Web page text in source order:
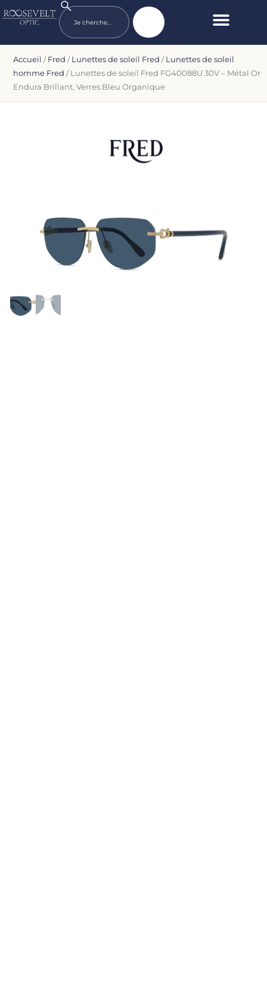
Accueil /Fred /Lunettes de soleil Fred /Lunettes de soleil
homme Fred / Lunettes de soleil Fred FG40088U 30V – Métal Or
Endura Brillant, Verres Bleu Organique